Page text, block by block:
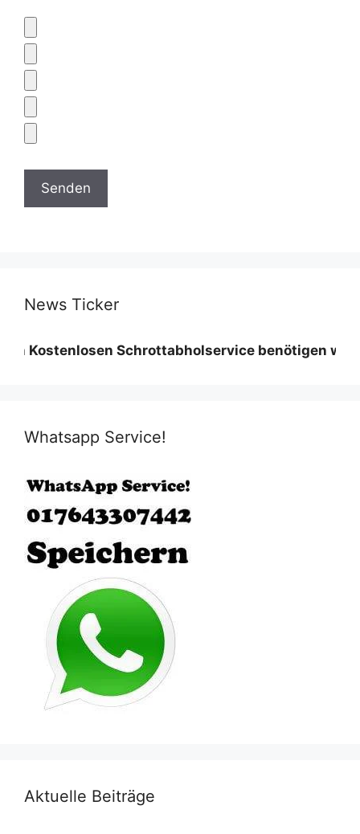
News Ticker
Schrottabholservice benötigen wir eine
Whatsapp Service!
Aktuelle Beiträge